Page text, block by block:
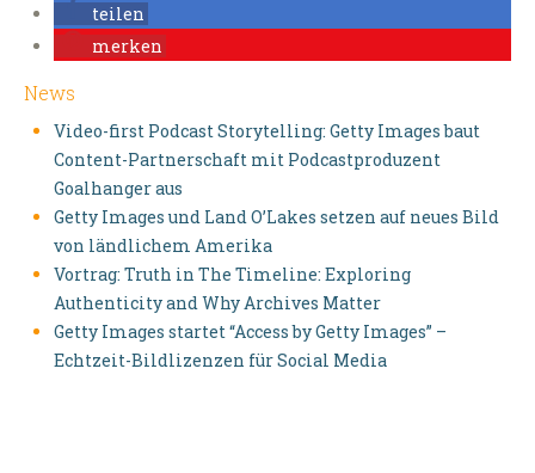
teilen
merken
News
Video-first Podcast Storytelling: Getty Images baut
Content-Partnerschaft mit Podcastproduzent
Goalhanger aus
Getty Images und Land O’Lakes setzen auf neues Bild
von ländlichem Amerika
Vortrag: Truth in The Timeline: Exploring
Authenticity and Why Archives Matter
Getty Images startet “Access by Getty Images” –
Echtzeit-Bildlizenzen für Social Media